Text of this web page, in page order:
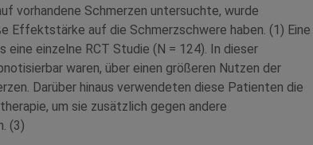
vorhandene Schmerzen untersuchte, wurde
auf die Schmerzschwere haben. (1) Eine
einzelne RCT Studie (N = 124). In dieser
waren, über einen größeren Nutzen der
Darüber hinaus verwendeten diese Patienten die
um sie zusätzlich gegen andere
(3)